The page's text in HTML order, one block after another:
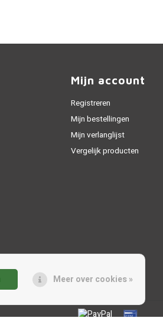
Mijn account
Registreren
Mijn bestellingen
Mijn verlanglijst
Vergelijk producten
Meer over cookies »